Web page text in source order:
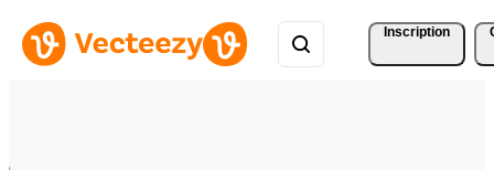
Inscription